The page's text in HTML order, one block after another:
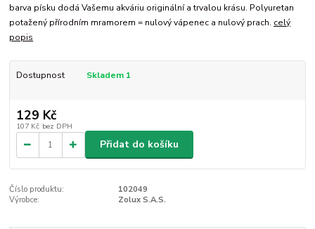
barva písku dodá Vašemu akváriu originální a trvalou krásu. Polyuretan
potažený přírodním mramorem = nulový vápenec a nulový prach. celý
popis
Dostupnost Skladem 1
129 Kč
107 Kč bez DPH
Přidat do košíku
Číslo produktu:
102049
Výrobce:
Zolux S.A.S.